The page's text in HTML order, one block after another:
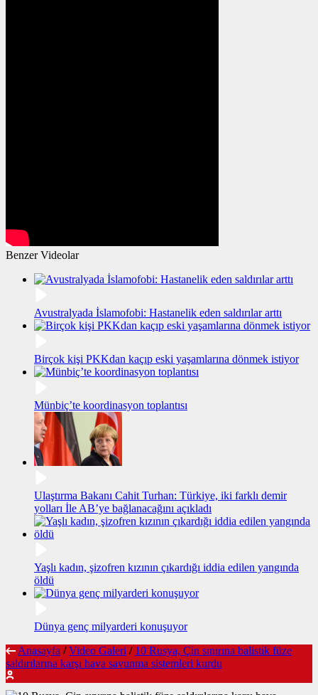
Benzer Videolar
Avustralyada İslamofobi: Hastanelik eden saldırılar arttı
Birçok kişi PKKdan kaçıp eski yaşamlarına dönmek istiyor
Münbiç’te koordinasyon toplantısı
Ulaştırma Bakanı Cahit Turhan: Türkiye, iki farklı demir
yolları İle AB’ye bağlanacağını açıkladı
Yaşlı kadın, şizofren kızının çıkardığı iddia edilen yangında
öldü
Dünya genç milyarderi konuşuyor
Anasayfa / Video Galeri / 10 Rusya, Çin sınırına balistik füze
saldırılarına karşı hava savunma sistemleri kurdu